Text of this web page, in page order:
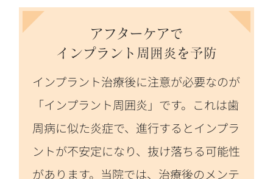
アフターケアで
インプラント周囲炎を予防
インプラント治療後に注意が必要なのが
「インプラント周囲炎」です。これは歯
周病に似た炎症で、進行するとインプラ
ントが不安定になり、抜け落ちる可能性
があります。当院では、治療後のメンテ